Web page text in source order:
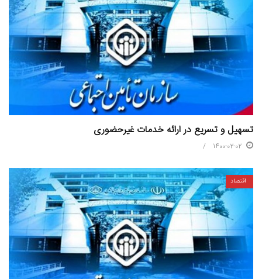
تسهیل و تسریع در ارائه خدمات غیرحضوری
1400-02-02
اقتصاد